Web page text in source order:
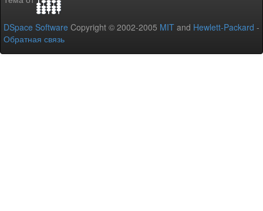
DSpace Software Copyright © 2002-2005 MIT and Hewlett-Packard -
Обратная связь